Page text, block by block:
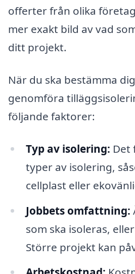
offerter från olika
mer exakt bild av vad
ditt projekt.
När du ska bestämma
genomföra
följande faktorer:
Typ av isolering: Det
typer av isolering,
cellplast eller
Jobbets omfattning:
som ska isoleras,
Större projekt kan